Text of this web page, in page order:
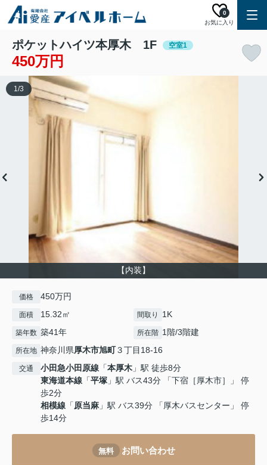
お気に入り
0
ポケットハイツ本厚木 1F 空室1
450万円
【内装】
1/3
価格 450万円
面積 15.32㎡ 間取り 1K
築年数 築41年 所在階 1階/3階建
所在地 神奈川県厚木市旭町３丁目18-16
交通 小田急小田原線 「本厚木 」駅 徒歩8分
東海道本線 「平塚 」駅 バス43分 「下宿［厚木市］」 停
歩2分
相模線 「原当麻 」駅 バス39分 「厚木バスセンター」 停
歩14分
無料 お問い合わせ